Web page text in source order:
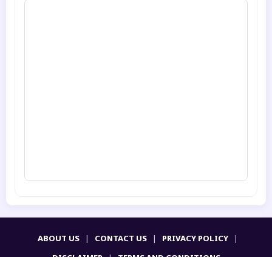
ABOUT US CONTACT US PRIVACY POLICY